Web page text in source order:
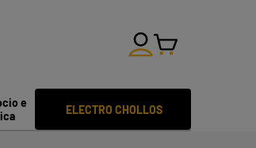
ELECTRO CHOLLOS
e